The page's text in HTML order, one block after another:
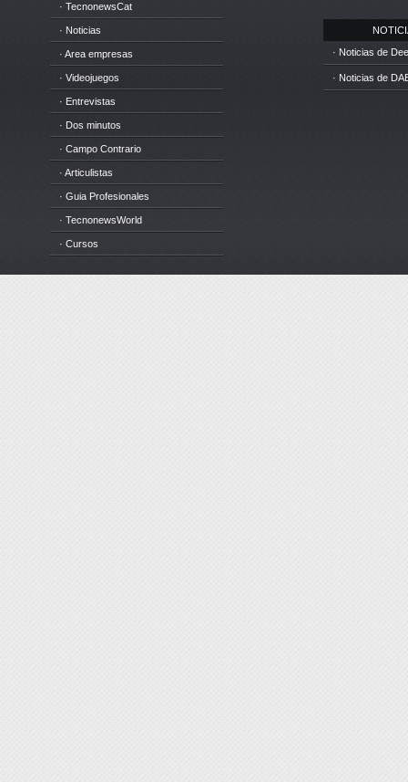
· TecnonewsCat
· Noticias
· Area empresas
· Videojuegos
· Entrevistas
· Dos minutos
· Campo Contrario
· Articulistas
· Guia Profesionales
· TecnonewsWorld
· Cursos
· Noticias de
· Noticias de